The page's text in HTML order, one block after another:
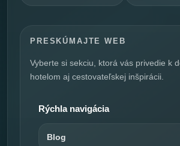
PRESKÚMAJTE WEB
Vyberte si sekciu, ktorá vás privedie k
hotelom aj cestovateľskej inšpirácii.
Rýchla navigácia
Blog